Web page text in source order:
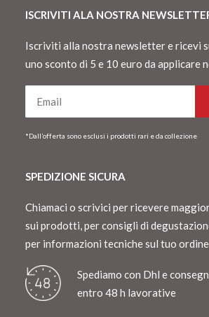
ISCRIVITI ALA NOSTRA
Iscriviti alla nostra newsletter e ricevi
uno sconto di 5 e 10 euro da applicare
*Dall’offerta sono esclusi i prodotti rari e da collezione
SPEDIZIONE SICURA
Chiamaci o scrivici per ricevere
sui prodotti, per consigli di
per informazioni tecniche sul tuo
Spediamo con Dhl e
entro 48 h lavorative